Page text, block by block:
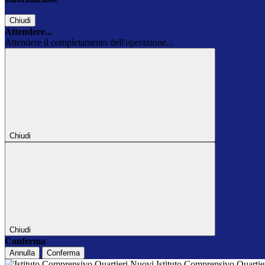
Chiudi
Attendere...
Attendere il completamento dell'operazione...
Chiudi
Chiudi
Conferma
Annulla Conferma